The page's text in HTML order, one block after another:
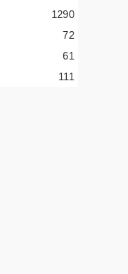
1290
72
61
111